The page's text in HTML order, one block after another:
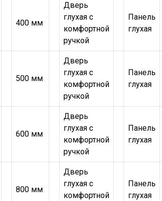
400 мм
Дверь
глухая с
комфортной
ручкой
Панель
глухая
500 мм
Дверь
глухая с
комфортной
ручкой
Панель
глухая
600 мм
Дверь
глухая с
комфортной
ручкой
Панель
глухая
800 мм
Дверь
глухая с
комфортной
Панель
глухая